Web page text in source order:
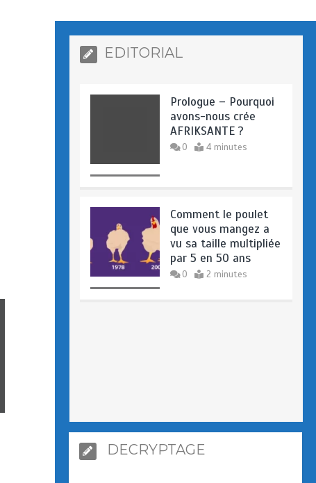
EDITORIAL
Prologue – Pourquoi
avons-nous crée
AFRIKSANTE ?
0 4 minutes
Comment le poulet
que vous mangez a
vu sa taille multipliée
par 5 en 50 ans
0 2 minutes
DECRYPTAGE